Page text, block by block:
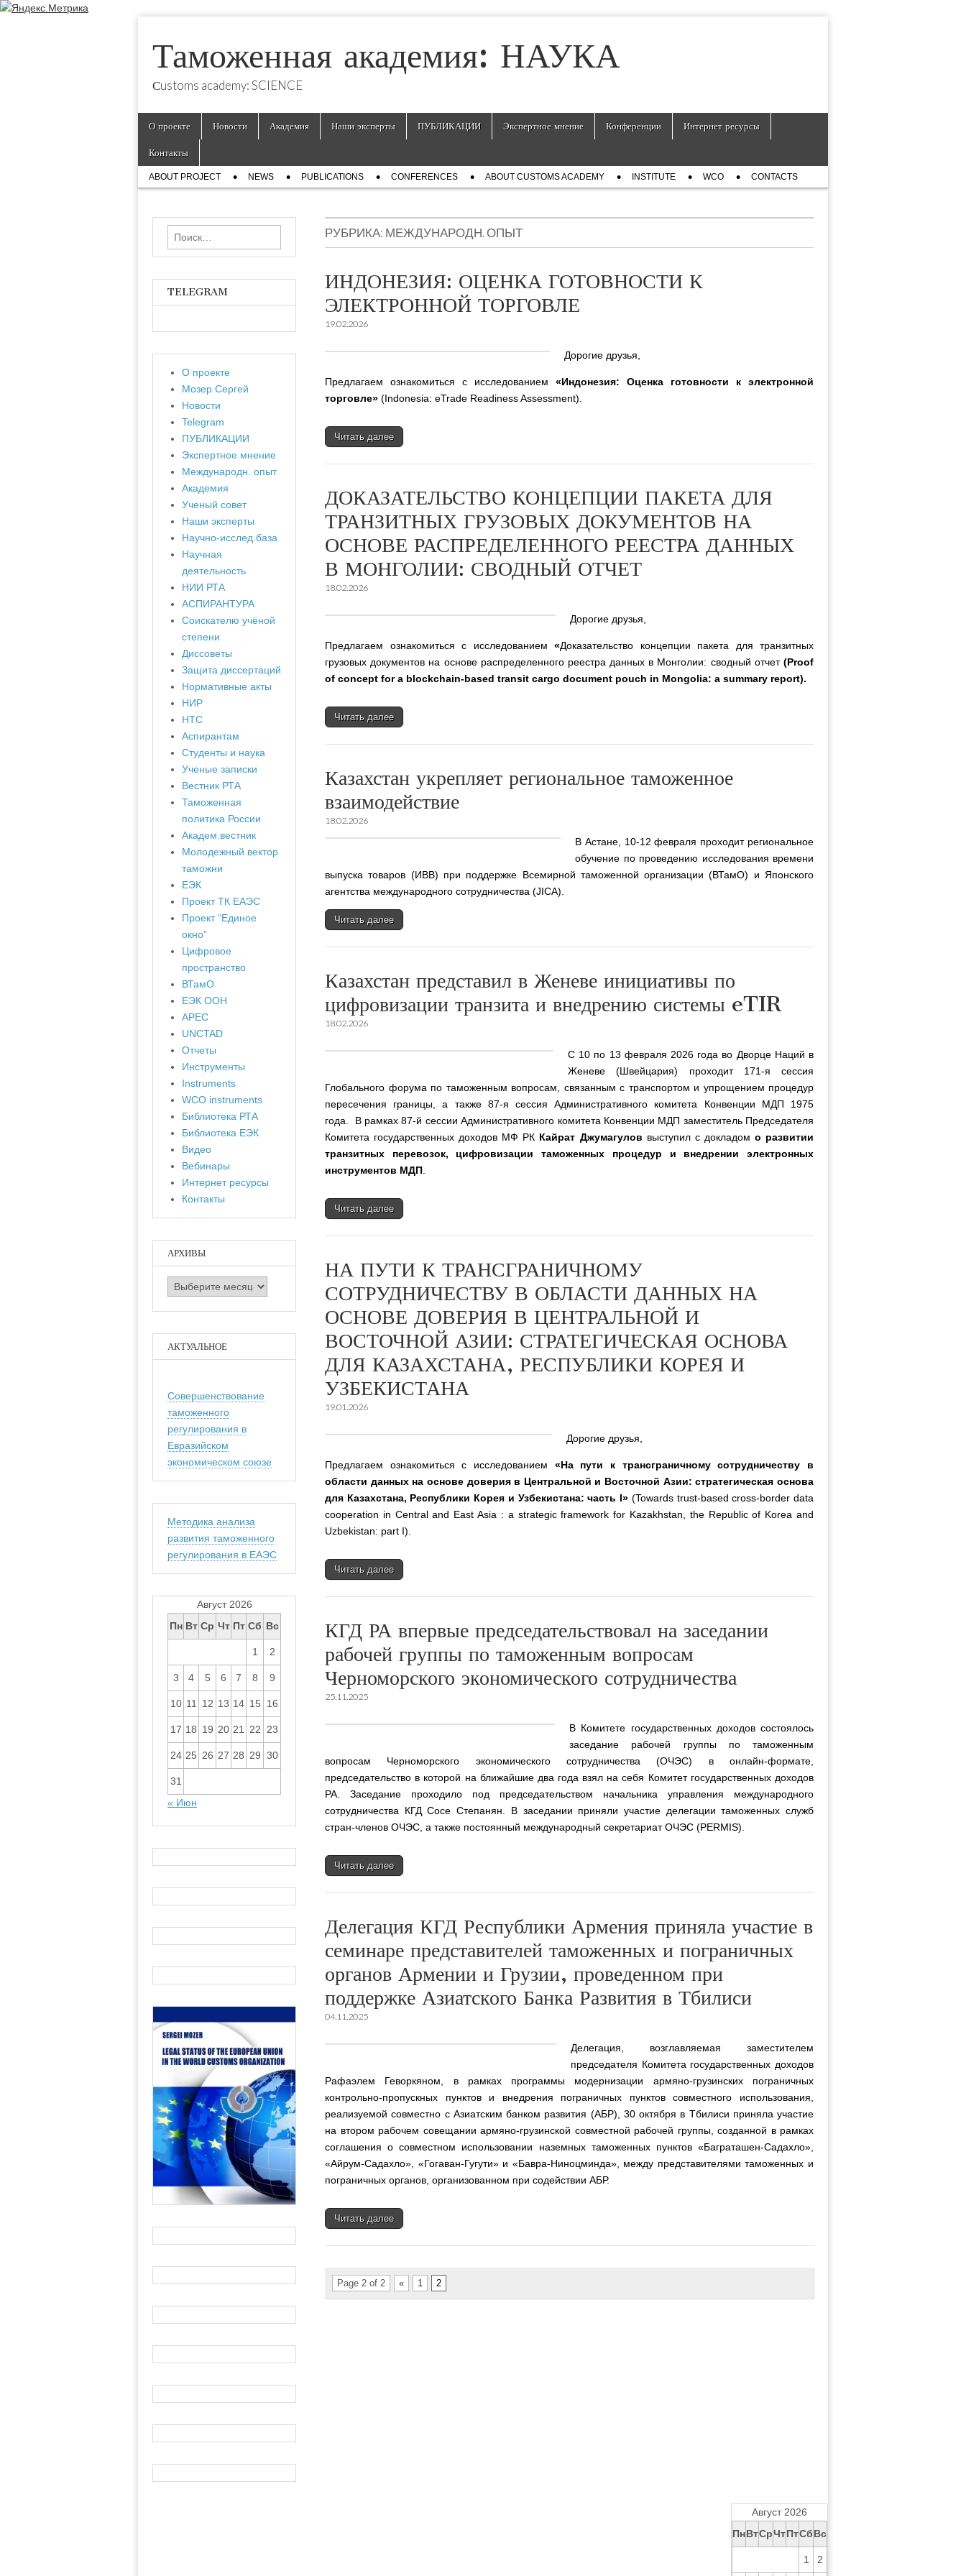
Таможенная академия: НАУКА
Сustoms academy: SCIENCE
Main
content
О проекте Новости Академия Наши эксперты ПУБЛИКАЦИИ Экспертное мнение Конференции Интернет ресурсы
Контакты
Sub
menu
ABOUT PROJECT NEWS PUBLICATIONS СONFERENCES ABOUT CUSTOMS ACADEMY INSTITUTE WCO CONTACTS
РУБРИКА: МЕЖДУНАРОДН. ОПЫТ
ИНДОНЕЗИЯ: ОЦЕНКА ГОТОВНОСТИ К
ЭЛЕКТРОННОЙ ТОРГОВЛЕ
19.02.2026
Дорогие друзья,
Предлагаем ознакомиться с исследованием «Индонезия: Оценка готовности к электронной
торговле» (Indonesia: eTrade Readiness Assessment).
Читать далее
ДОКАЗАТЕЛЬСТВО КОНЦЕПЦИИ ПАКЕТА ДЛЯ
ТРАНЗИТНЫХ ГРУЗОВЫХ ДОКУМЕНТОВ НА
ОСНОВЕ РАСПРЕДЕЛЕННОГО РЕЕСТРА ДАННЫХ
В МОНГОЛИИ: СВОДНЫЙ ОТЧЕТ
18.02.2026
Дорогие друзья,
Предлагаем ознакомиться с исследованием «Доказательство концепции пакета для транзитных
грузовых документов на основе распределенного реестра данных в Монголии: сводный отчет (Proof
of concept for a blockchain-based transit cargo document pouch in Mongolia: a summary report).
Читать далее
Казахстан укрепляет региональное таможенное
взаимодействие
18.02.2026
В Астане, 10-12 февраля проходит региональное
обучение по проведению исследования времени
выпуска товаров (ИВВ) при поддержке Всемирной таможенной организации (ВТамО) и Японского
агентства международного сотрудничества (JICA).
Читать далее
Казахстан представил в Женеве инициативы по
цифровизации транзита и внедрению системы eTIR
18.02.2026
С 10 по 13 февраля 2026 года во Дворце Наций в
Женеве (Швейцария) проходит 171-я сессия
Глобального форума по таможенным вопросам, связанным с транспортом и упрощением процедур
пересечения границы, а также 87-я сессия Административного комитета Конвенции МДП 1975
года. В рамках 87-й сессии Административного комитета Конвенции МДП заместитель Председателя
Комитета государственных доходов МФ РК Кайрат Джумагулов выступил с докладом о развитии
транзитных перевозок, цифровизации таможенных процедур и внедрении электронных
инструментов МДП
Читать далее
НА ПУТИ К ТРАНСГРАНИЧНОМУ
СОТРУДНИЧЕСТВУ В ОБЛАСТИ ДАННЫХ НА
ОСНОВЕ ДОВЕРИЯ В ЦЕНТРАЛЬНОЙ И
ВОСТОЧНОЙ АЗИИ: СТРАТЕГИЧЕСКАЯ ОСНОВА
ДЛЯ КАЗАХСТАНА, РЕСПУБЛИКИ КОРЕЯ И
УЗБЕКИСТАНА
19.01.2026
Дорогие друзья,
Предлагаем ознакомиться с исследованием «На пути к трансграничному сотрудничеству в
области данных на основе доверия в Центральной и Восточной Азии: стратегическая основа
для Казахстана, Республики Корея и Узбекистана: часть I» (Towards trust-based cross-border data
cooperation in Central and East Asia : a strategic framework for Kazakhstan, the Republic of Korea and
Uzbekistan: part I).
Читать далее
КГД РА впервые председательствовал на заседании
рабочей группы по таможенным вопросам
Черноморского экономического сотрудничества
25.11.2025
В Комитете государственных доходов состоялось
заседание рабочей группы по таможенным
вопросам Черноморского экономического сотрудничества (ОЧЭС) в онлайн-формате,
председательство в которой на ближайшие два года взял на себя Комитет государственных доходов
РА. Заседание проходило под председательством начальника управления международного
сотрудничества КГД Сосе Степанян. В заседании приняли участие делегации таможенных служб
стран-членов ОЧЭС, а также постоянный международный секретариат ОЧЭС (PERMIS).
Читать далее
Делегация КГД Республики Армения приняла участие в
семинаре представителей таможенных и пограничных
органов Армении и Грузии, проведенном при
поддержке Азиатского Банка Развития в Тбилиси
04.11.2025
Делегация, возглавляемая заместителем
председателя Комитета государственных доходов
Рафаэлем Геворкяном, в рамках программы модернизации армяно-грузинских пограничных
контрольно-пропускных пунктов и внедрения пограничных пунктов совместного использования,
реализуемой совместно с Азиатским банком развития (АБР), 30 октября в Тбилиси приняла участие
на втором рабочем совещании армяно-грузинской совместной рабочей группы, созданной в рамках
соглашения о совместном использовании наземных таможенных пунктов «Баграташен-Садахло»,
«Айрум-Садахло», «Гогаван-Гугути» и «Бавра-Ниноцминда», между представителями таможенных и
пограничных органов, организованном при содействии АБР.
Читать далее
Page 2 of 2 « 1 2
Найти:
TELEGRAM
О проекте
Мозер Сергей
Новости
Telegram
ПУБЛИКАЦИИ
Экспертное мнение
Международн. опыт
Академия
Ученый совет
Наши эксперты
Научно-исслед.база
Научная
деятельность
НИИ РТА
АСПИРАНТУРА
Соискателю учёной
степени
Диссоветы
Защита диссертаций
Нормативные акты
НИР
НТС
Аспирантам
Студенты и наука
Ученые записки
Вестник РТА
Таможенная
политика России
Академ.вестник
Молодежный вектор
таможни
ЕЭК
Проект ТК ЕАЭС
Проект “Единое
окно”
Цифровое
пространство
ВТамО
ЕЭК ООН
APEC
UNCTAD
Отчеты
Инструменты
Instruments
WCO instruments
Библиотека РТА
Библиотека ЕЭК
Видео
Вебинары
Интернет ресурсы
Контакты
АРХИВЫ
Архивы
АКТУАЛЬНОЕ
Совершенствование
таможенного
регулирования в
Евразийском
экономическом союзе
Методика анализа
развития таможенного
регулирования в ЕАЭС
Август 2026
Пн Вт Ср Чт Пт Сб Вс
1 2
3 4 5 6 7 8 9
10 11 12 13 14 15 16
17 18 19 20 21 22 23
24 25 26 27 28 29 30
31
« Июн
Август 2026
ПнВтСрЧтПтСбВс
1 2